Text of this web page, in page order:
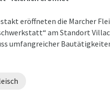
eröffneten die Marcher
am Standort
umfangreicher